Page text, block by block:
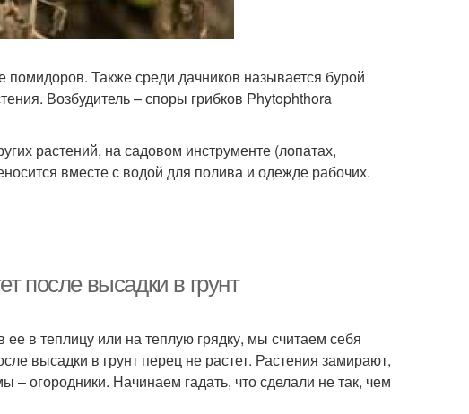
Также среди дачников называется бурой
Возбудитель – споры грибков Phytophthora
растений, на садовом инструменте (лопатах,
вместе с водой для полива и одежде рабочих.
после высадки в грунт
в теплицу или на теплую грядку, мы считаем себя
высадки в грунт перец не растет. Растения замирают,
огородники. Начинаем гадать, что сделали не так, чем